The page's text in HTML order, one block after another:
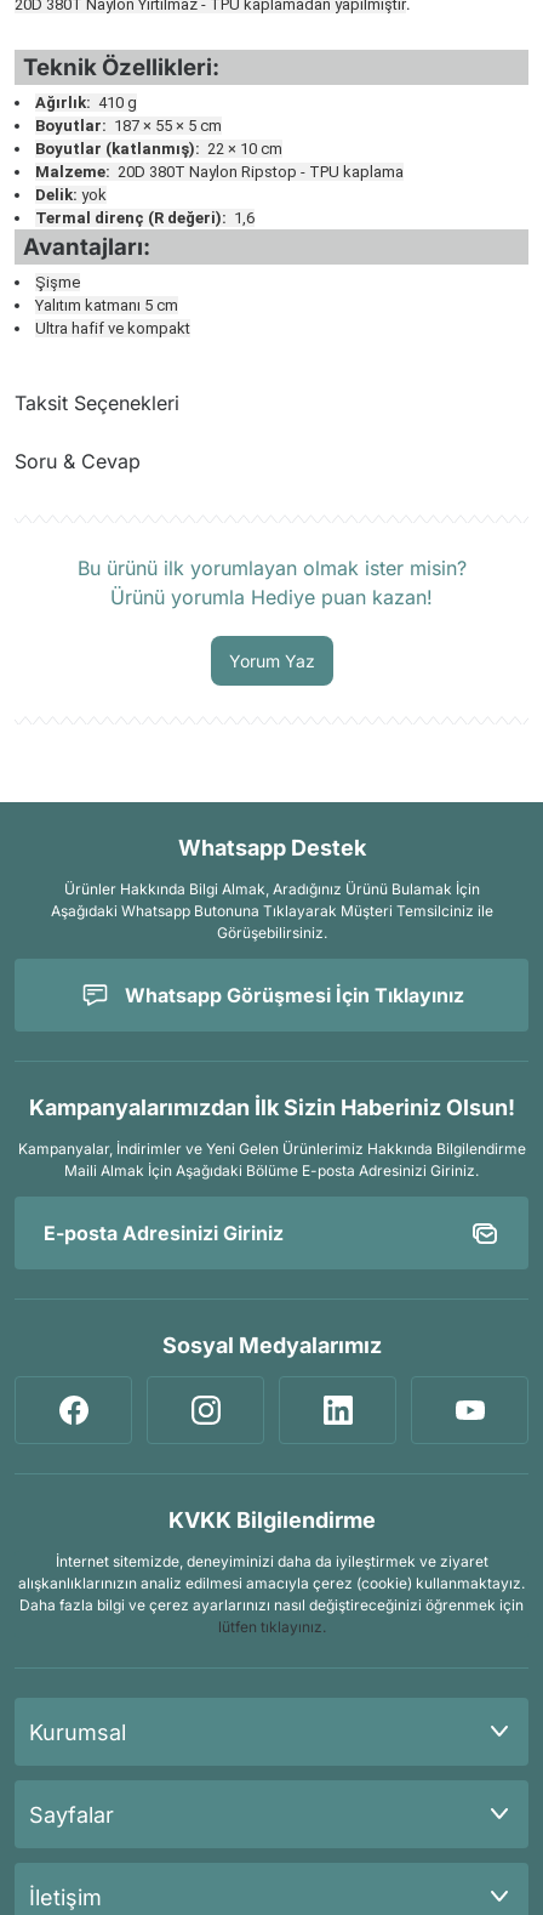
20D 380T Naylon Yırtılmaz - TPU kaplamadan yapılmıştır.
Teknik Özellikleri:
Ağırlık: 410 g
Boyutlar: 187 × 55 × 5 cm
Boyutlar (katlanmış): 22 × 10 cm
Malzeme: 20D 380T Naylon Ripstop - TPU kaplama
Delik: yok
Termal direnç (R değeri): 1,6
Avantajları:
Şişme
Yalıtım katmanı 5 cm
Ultra hafif ve kompakt
Taksit Seçenekleri
Soru & Cevap
Bu ürünü ilk yorumlayan olmak ister misin?
Ürünü yorumla Hediye puan kazan!
Yorum Yaz
Whatsapp Destek
Ürünler Hakkında Bilgi Almak, Aradığınız Ürünü Bulamak İçin
Aşağıdaki Whatsapp Butonuna Tıklayarak Müşteri Temsilciniz ile
Görüşebilirsiniz.
Whatsapp Görüşmesi İçin Tıklayınız
Kampanyalarımızdan İlk Sizin Haberiniz Olsun!
Kampanyalar, İndirimler ve Yeni Gelen Ürünlerimiz Hakkında Bilgilendirme
Maili Almak İçin Aşağıdaki Bölüme E-posta Adresinizi Giriniz.
Sosyal Medyalarımız
KVKK Bilgilendirme
İnternet sitemizde, deneyiminizi daha da iyileştirmek ve ziyaret
alışkanlıklarınızın analiz edilmesi amacıyla çerez (cookie) kullanmaktayız.
Daha fazla bilgi ve çerez ayarlarınızı nasıl değiştireceğinizi öğrenmek için
lütfen tıklayınız.
Kurumsal
Sayfalar
İletişim